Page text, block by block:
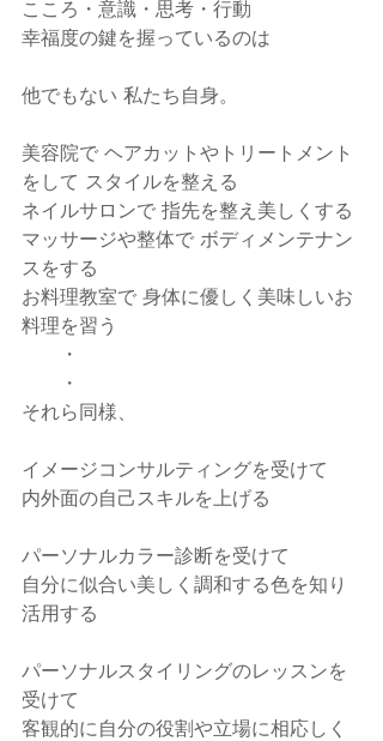
こころ・意識・思考・行動
幸福度の鍵を握っているのは
他でもない 私たち自身。
美容院で ヘアカットやトリートメント
をして スタイルを整える
ネイルサロンで 指先を整え美しくする
マッサージや整体で ボディメンテナン
スをする
お料理教室で 身体に優しく美味しいお
料理を習う
・
・
それら同様、
イメージコンサルティングを受けて
内外面の自己スキルを上げる
パーソナルカラー診断を受けて
自分に似合い美しく調和する色を知り
活用する
パーソナルスタイリングのレッスンを
受けて
客観的に自分の役割や立場に相応しく